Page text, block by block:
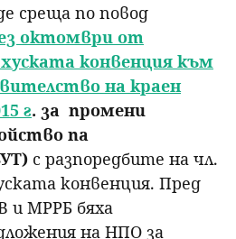
среща по повод
октомври от
конвенция към
на краен
г. за промени
па
с разпоредбите на чл.
конвенция. Пред
и МРРБ бяха
на НПО за